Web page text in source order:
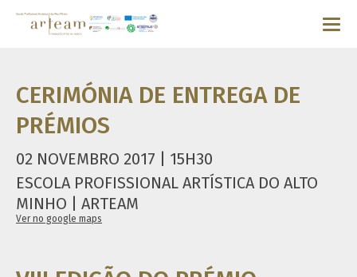
CERIMÓNIA DE ENTREGA DE
PRÉMIOS
02 NOVEMBRO 2017 | 15H30
ESCOLA PROFISSIONAL ARTÍSTICA DO ALTO
MINHO | ARTEAM
Ver no google maps